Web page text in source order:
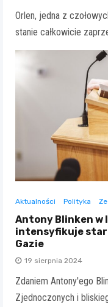
Orlen, jedna z
stanie całkowicie
Aktualności Polityka
Antony Blinken w
intensyfikuje
Gazie
19 sierpnia 2024
Zdaniem Antony'ego
Zjednoczonych i